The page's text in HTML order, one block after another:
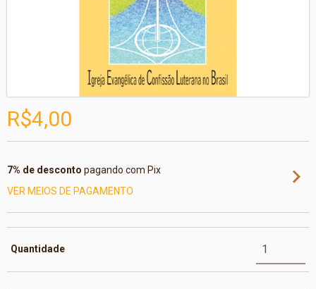
R$4,00
7% de desconto pagando com Pix
VER MEIOS DE PAGAMENTO
Quantidade